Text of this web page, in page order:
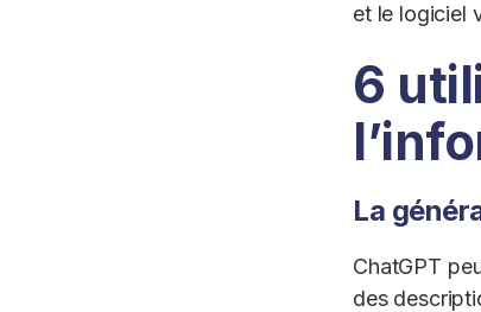
et le logiciel
6
La
ChatGPT
des